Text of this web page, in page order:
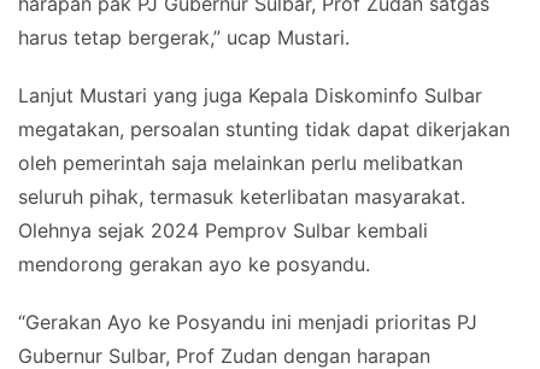
harus tetap bergerak,” ucap Mustari.
Lanjut Mustari yang juga Kepala Diskominfo Sulbar
megatakan, persoalan stunting tidak dapat dikerjakan
oleh pemerintah saja melainkan perlu melibatkan
seluruh pihak, termasuk keterlibatan masyarakat.
Olehnya sejak 2024 Pemprov Sulbar kembali
mendorong gerakan ayo ke posyandu.
“Gerakan Ayo ke Posyandu ini menjadi prioritas PJ
Gubernur Sulbar, Prof Zudan dengan harapan